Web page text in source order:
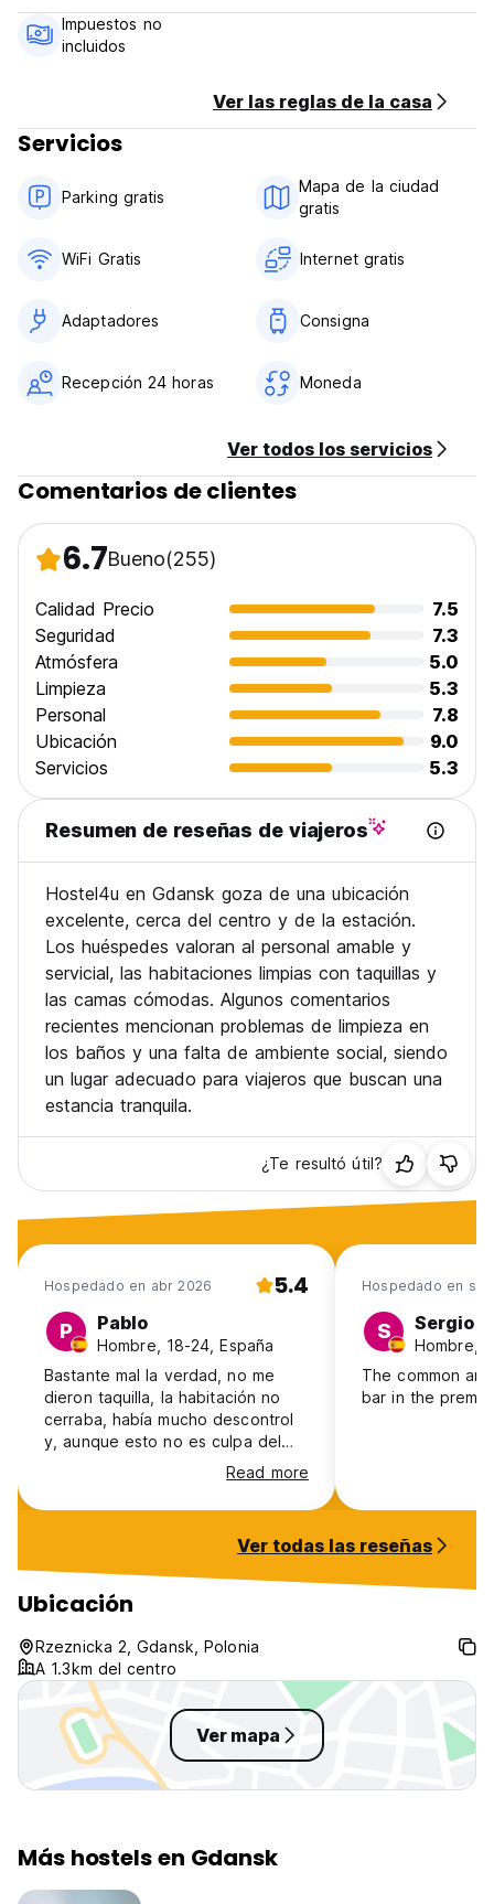
El impuesto de la ciudad no está incluido en el precio. A su
llegada se agrega a la factura total (2.20 PLN / persona /
noche) (Auto-translated from original language)
Impuestos no
incluidos
Ver las reglas de la casa
Servicios
Parking gratis
Mapa de la ciudad
gratis
WiFi Gratis Internet gratis
Adaptadores Consigna
Recepción 24 horas Moneda
Ver todos los servicios
Comentarios de clientes
6.7Bueno(255)
Calidad Precio
7.5
Seguridad
7.3
Atmósfera
5.0
Limpieza
5.3
Personal
7.8
Ubicación
9.0
Servicios
5.3
Resumen de reseñas de viajeros
Hostel4u en Gdansk goza de una ubicación
excelente, cerca del centro y de la estación.
Los huéspedes valoran al personal amable y
servicial, las habitaciones limpias con taquillas y
las camas cómodas. Algunos comentarios
recientes mencionan problemas de limpieza en
los baños y una falta de ambiente social, siendo
un lugar adecuado para viajeros que buscan una
estancia tranquila.
¿Te resultó útil?
Hospedado en abr 2026 5.4
P Pablo
Hombre, 18-24, España
Bastante mal la verdad, no me
dieron taquilla, la habitación no
cerraba, había mucho descontrol
y, aunque esto no es culpa del
Hostel, la higiene del resto de
huéspedes era bastante
cuestionable.
Read more
Hospedado en
S Sergio
Hombre,
The common
bar in the
Ver todas las reseñas
Ubicación
Rzeznicka 2, Gdansk, Polonia
A 1.3km del centro
Ver mapa
Más hostels en Gdansk